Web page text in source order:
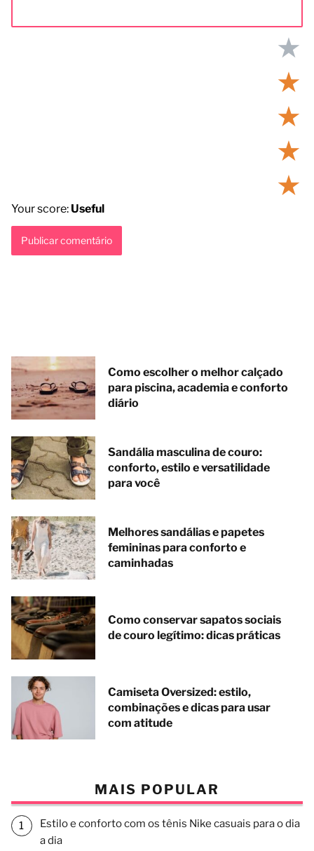
★
★
★
★
★
Your score: Useful
Como escolher o melhor calçado
para piscina, academia e conforto
diário
Sandália masculina de couro:
conforto, estilo e versatilidade
para você
Melhores sandálias e papetes
femininas para conforto e
caminhadas
Como conservar sapatos sociais
de couro legítimo: dicas práticas
Camiseta Oversized: estilo,
combinações e dicas para usar
com atitude
MAIS POPULAR
Estilo e conforto com os tênis Nike casuais para o dia
a dia